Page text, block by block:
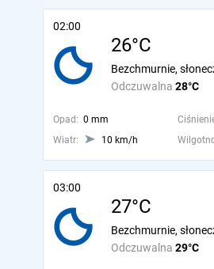
02:00
26°C
Odczuwalna 28°C
Bezchmurnie,
Opad: 0 mm
Wiatr:
10 km/h
03:00
27°C
Odczuwalna 29°C
Bezchmurnie,